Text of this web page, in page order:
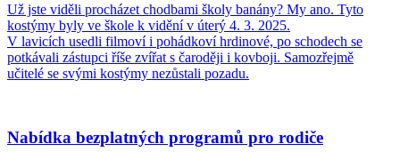
Už jste viděli procházet chodbami školy banány? My ano. Tyto
kostýmy byly ve škole k vidění v úterý 4. 3. 2025.
V lavicích usedli filmoví i pohádkoví hrdinové, po schodech se
potkávali zástupci říše zvířat s čaroději i kovboji. Samozřejmě
učitelé se svými kostýmy nezůstali pozadu.
Nabídka bezplatných programů pro rodiče